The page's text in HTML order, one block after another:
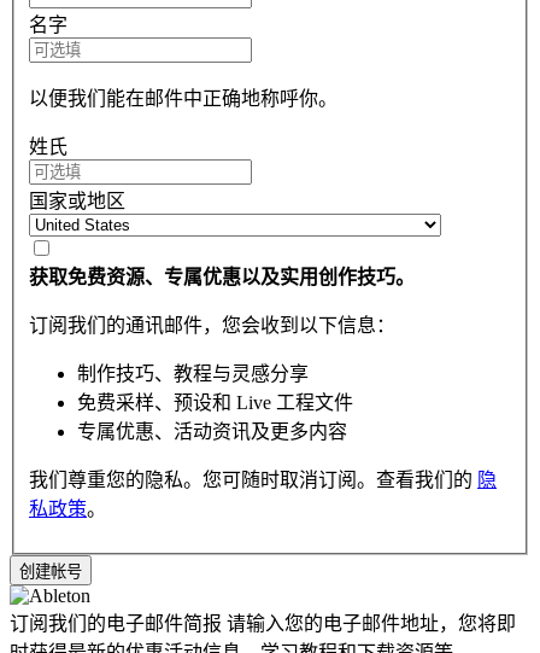
名字
以便我们能在邮件中正确地称呼你。
姓氏
国家或地区
获取免费资源、专属优惠以及实用创作技巧。
订阅我们的通讯邮件，您会收到以下信息：
制作技巧、教程与灵感分享
免费采样、预设和 Live 工程文件
专属优惠、活动资讯及更多内容
我们尊重您的隐私。您可随时取消订阅。查看我们的 隐
私政策。
订阅我们的电子邮件简报 请输入您的电子邮件地址，您将即